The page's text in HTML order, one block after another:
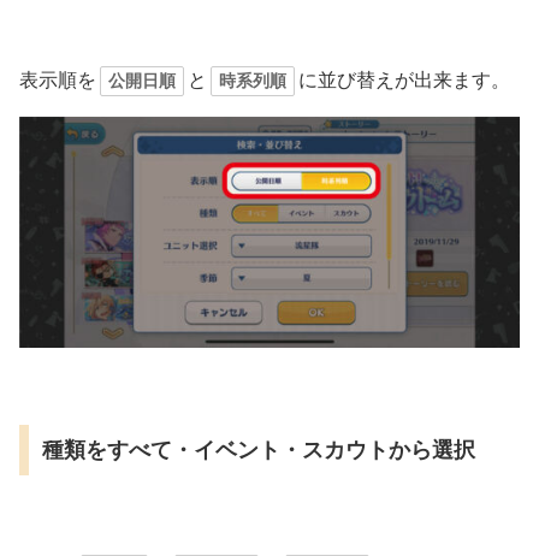
表示順を 公開日順 と 時系列順 に並び替えが出来ます。
種類をすべて・イベント・スカウトから選択